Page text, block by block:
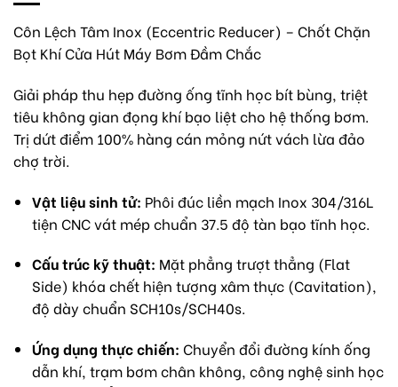
Côn Lệch Tâm Inox (Eccentric Reducer) – Chốt Chặn
Bọt Khí Cửa Hút Máy Bơm Đầm Chắc
Giải pháp thu hẹp đường ống tĩnh học bít bùng, triệt
tiêu không gian đọng khí bạo liệt cho hệ thống bơm.
Trị dứt điểm 100% hàng cán mỏng nứt vách lừa đảo
chợ trời.
Vật liệu sinh tử: Phôi đúc liền mạch Inox 304/316L
tiện CNC vát mép chuẩn 37.5 độ tàn bạo tĩnh học.
Cấu trúc kỹ thuật: Mặt phẳng trượt thẳng (Flat
Side) khóa chết hiện tượng xâm thực (Cavitation),
độ dày chuẩn SCH10s/SCH40s.
Ứng dụng thực chiến: Chuyển đổi đường kính ống
dẫn khí, trạm bơm chân không, công nghệ sinh học